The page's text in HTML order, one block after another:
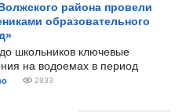
района провели
образовательного
школьников ключевые
на водоемах в период
2833